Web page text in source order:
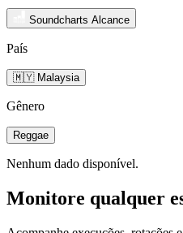
Soundcharts Alcance
País
🇲🇾 Malaysia
Gênero
Reggae
Nenhum dado disponível.
Monitore qualquer